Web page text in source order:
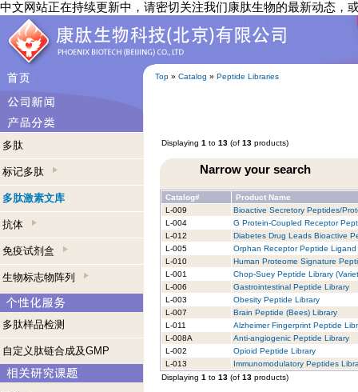
中文网站正在持续更新中，请密切关注我们康肽生物的最新动态，
Top » Catalog » Peptide Libraries
多肽
标记多肽
多肽激素文库
抗体
免疫试剂盒
生物标志物阵列
多肽样品检测
自定义肽链合成及GMP
Displaying 1 to 13 (of 13 products)
Narrow your search
Catalog#
Product Name
L-009
Bioactive Secretory Peptides/
L-004
G Protein-Coupled Receptor
L-012
Diabetes Drug Leads Bioactive
L-005
Orphan Receptor Peptide Ligand
L-010
Human Proteome Signature
L-001
Chop-Suey Peptide Library
L-006
Gastrointestinal Peptide Library
L-003
Obesity Peptide Library
L-007
Brain Peptide (Bees) Library
L-011
Alzheimer Fingerprint Peptide
L-008A
Anti-angiogenic Peptide Library
L-002
Opioid Peptide Library
L-013
Immunomodulatory Peptides
Displaying 1 to 13 (of 13 products)